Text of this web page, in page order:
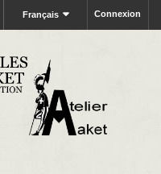
Connexion
Français